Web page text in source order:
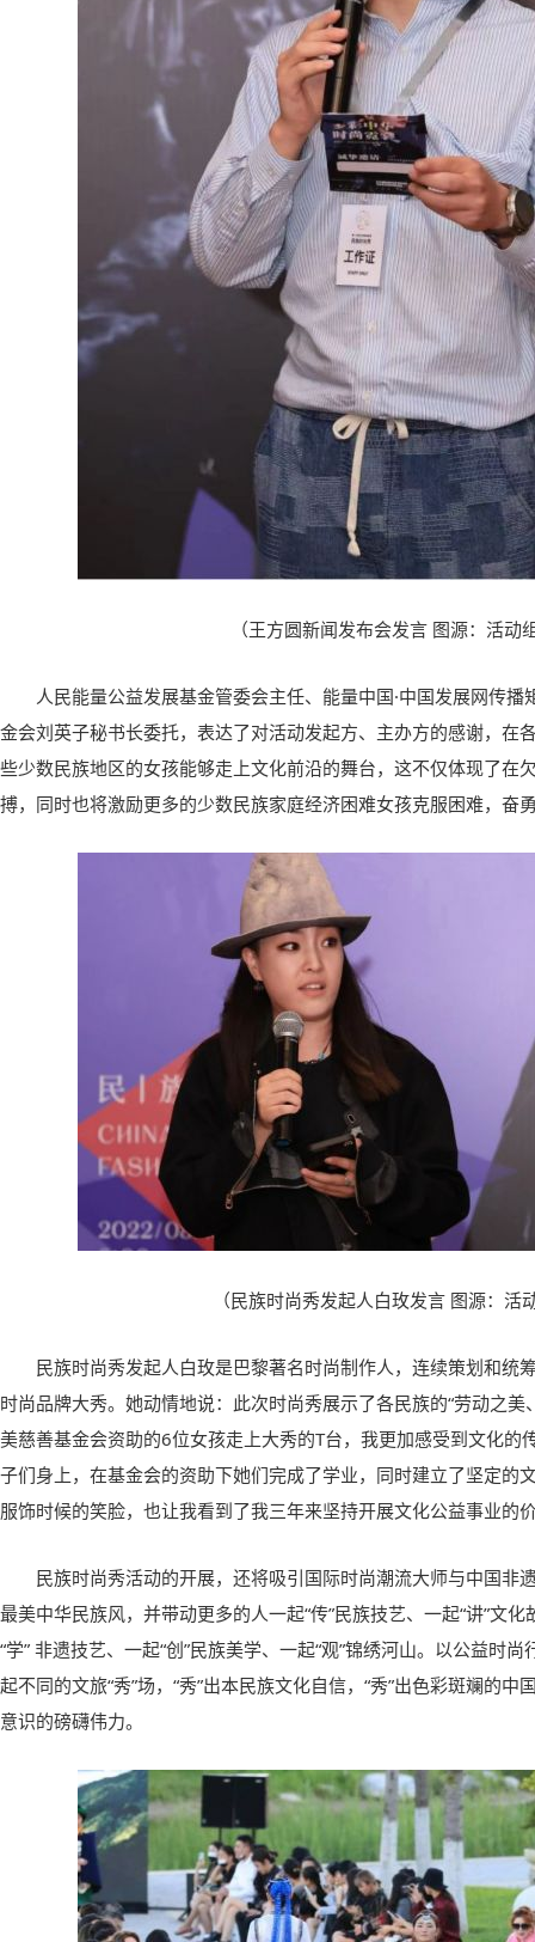
（王方圆新闻发布会发言 图源：活动
人民能量公益发展基金管委会主任、能量中国·中国发展网传
金会刘英子秘书长委托，表达了对活动发起方、主办方的感谢，在
些少数民族地区的女孩能够走上文化前沿的舞台，这不仅体现了在
搏，同时也将激励更多的少数民族家庭经济困难女孩克服困难，奋
（民族时尚秀发起人白玫发言 图源：活
民族时尚秀发起人白玫是巴黎著名时尚制作人，连续策划和统
时尚品牌大秀。她动情地说：此次时尚秀展示了各民族的“劳动之美
美慈善基金会资助的6位女孩走上大秀的T台，我更加感受到文化的
子们身上，在基金会的资助下她们完成了学业，同时建立了坚定的
服饰时候的笑脸，也让我看到了我三年来坚持开展文化公益事业的
民族时尚秀活动的开展，还将吸引国际时尚潮流大师与中国非
最美中华民族风，并带动更多的人一起“传”民族技艺、一起“讲”文化
“学” 非遗技艺、一起“创”民族美学、一起“观”锦绣河山。以公益时
起不同的文旅“秀”场，“秀”出本民族文化自信，“秀”出色彩斑斓的中
意识的磅礴伟力。